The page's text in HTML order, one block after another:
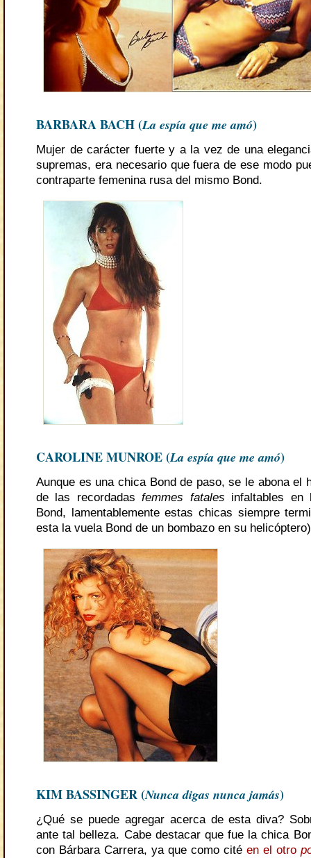
BARBARA BACH (La espía que me amó)
Mujer de carácter fuerte y a la vez de una
supremas, era necesario que fuera de ese modo
contraparte femenina rusa del mismo Bond.
CAROLINE MUNROE (La espía que me amó)
Aunque es una chica Bond de paso, se le abona el
de las recordadasfemmes fatales infaltables en
Bond, lamentablemente estas chicas siempre
esta la vuela Bond de un bombazo en su
KIM BASSINGER (Nunca digas nunca jamás)
¿Qué se puede agregar acerca de esta diva?
ante tal belleza. Cabe destacar que fue la chica
con Bárbara Carrera, ya que como cité en el otro